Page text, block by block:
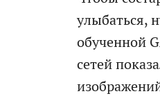
улыбаться,
обученной
сетей